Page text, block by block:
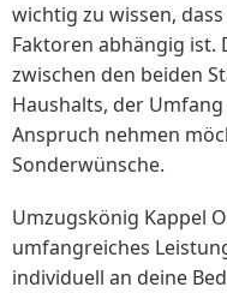
wichtig zu wissen,
Faktoren abhängig ist.
zwischen den beiden
Haushalts, der
Anspruch nehmen
Sonderwünsche.
Umzugskönig Kappel
umfangreiches
individuell an deine